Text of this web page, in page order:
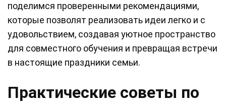
поделимся проверенными рекомендациями,
которые позволят реализовать идеи легко и с
удовольствием, создавая уютное пространство
для совместного обучения и превращая встречи
в настоящие праздники семьи.
Практические советы по